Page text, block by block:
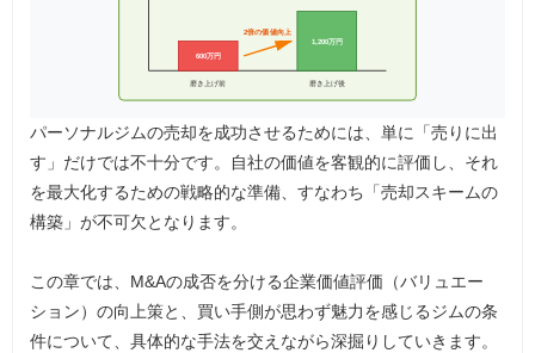
600万円
磨き上げ前
1,200万円
磨き上げ後
2倍の価値向上
パーソナルジムの売却を成功させるためには、単に「売りに出
す」だけでは不十分です。自社の価値を客観的に評価し、それ
を最大化するための戦略的な準備、すなわち「売却スキームの
構築」が不可欠となります。
この章では、M&Aの成否を分ける企業価値評価（バリュエー
ション）の向上策と、買い手側が思わず魅力を感じるジムの条
件について、具体的な手法を交えながら深掘りしていきます。